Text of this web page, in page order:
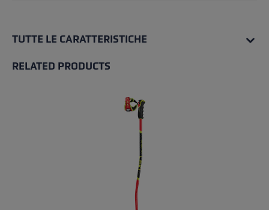
TUTTE LE CARATTERISTICHE
RELATED PRODUCTS